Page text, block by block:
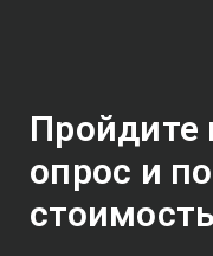
Пройдите
опрос и